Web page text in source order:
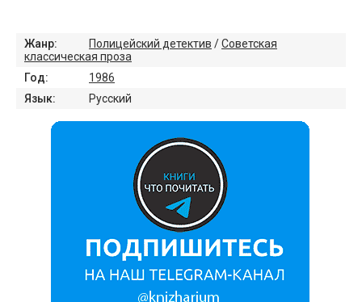
Жанр: Полицейский детектив /Советская
классическая проза
Год:
1986
Язык:
Русский